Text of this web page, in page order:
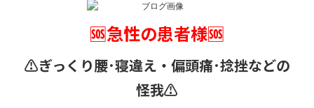
🆘急性の患者様🆘
⚠️ぎっくり腰･寝違え・ 偏頭痛･捻挫などの
怪我⚠️